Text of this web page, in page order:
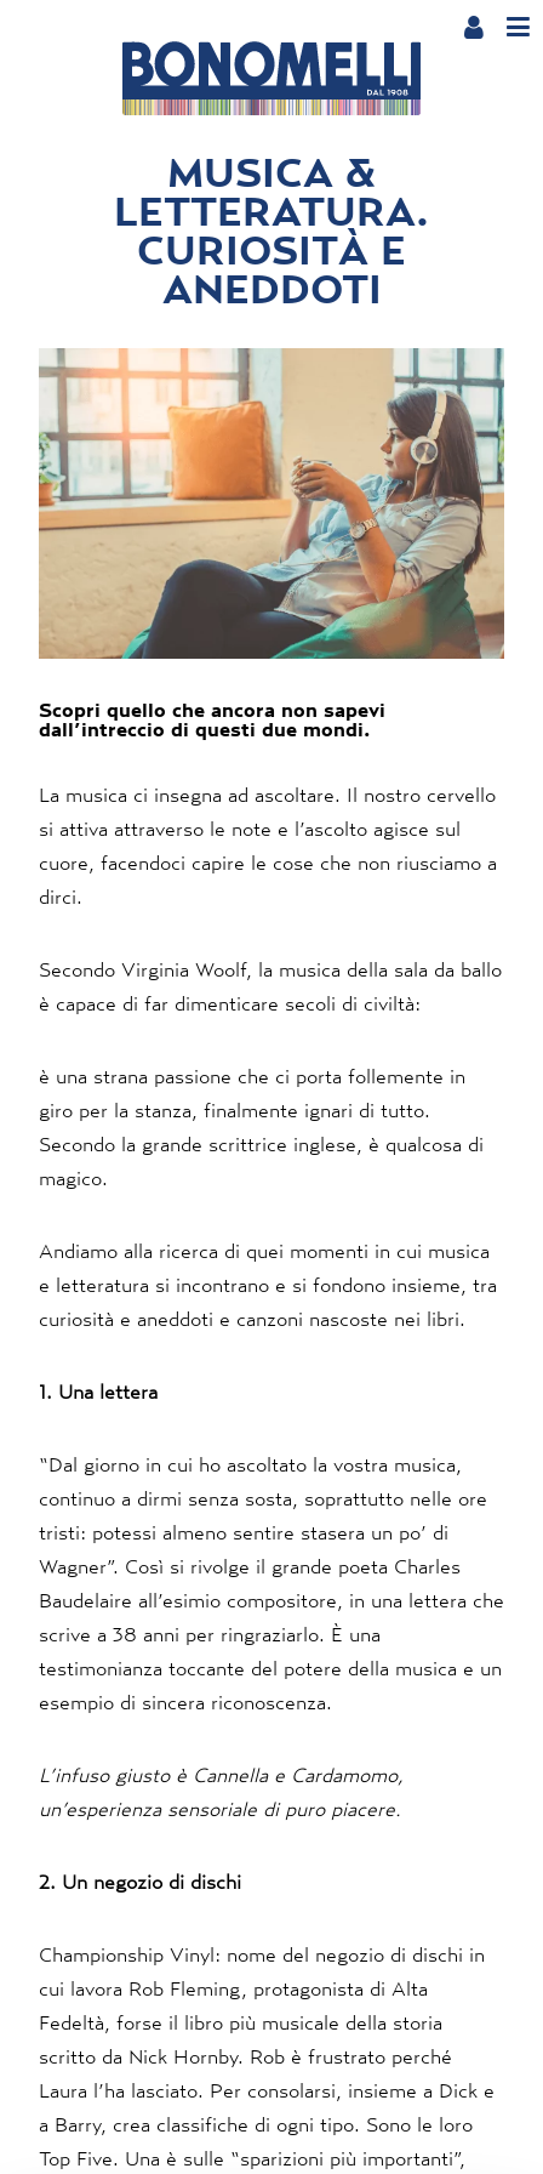
MUSICA &
LETTERATURA.
CURIOSITÀ E
ANEDDOTI
Scopri quello che ancora non sapevi
dall’intreccio di questi due mondi.
La musica ci insegna ad ascoltare. Il nostro cervello
si attiva attraverso le note e l’ascolto agisce sul
cuore, facendoci capire le cose che non riusciamo a
dirci.
Secondo Virginia Woolf, la musica della sala da ballo
è capace di far dimenticare secoli di civiltà:
è una strana passione che ci porta follemente in
giro per la stanza, finalmente ignari di tutto.
Secondo la grande scrittrice inglese, è qualcosa di
magico.
Andiamo alla ricerca di quei momenti in cui musica
e letteratura si incontrano e si fondono insieme, tra
curiosità e aneddoti e canzoni nascoste nei libri.
1. Una lettera
“Dal giorno in cui ho ascoltato la vostra musica,
continuo a dirmi senza sosta, soprattutto nelle ore
tristi: potessi almeno sentire stasera un po’ di
Wagner”. Così si rivolge il grande poeta Charles
Baudelaire all’esimio compositore, in una lettera che
scrive a 38 anni per ringraziarlo. È una
testimonianza toccante del potere della musica e un
esempio di sincera riconoscenza.
L’infuso giusto è Cannella e Cardamomo,
un’esperienza sensoriale di puro piacere.
2. Un negozio di dischi
Championship Vinyl: nome del negozio di dischi in
cui lavora Rob Fleming, protagonista di Alta
Fedeltà, forse il libro più musicale della storia
scritto da Nick Hornby. Rob è frustrato perché
Laura l’ha lasciato. Per consolarsi, insieme a Dick e
a Barry, crea classifiche di ogni tipo. Sono le loro
Top Five. Una è sulle “sparizioni più importanti”,